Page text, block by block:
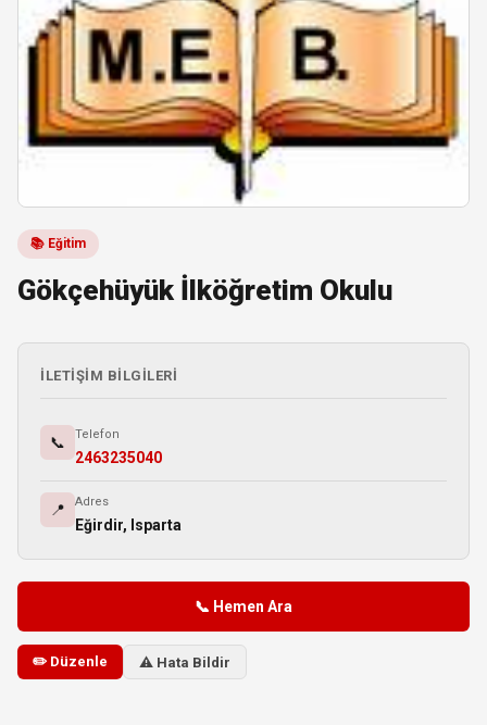
📚 Eğitim
Gökçehüyük İlköğretim Okulu
İLETIŞIM BILGILERI
📞 Telefon
2463235040
📍 Adres
Eğirdir, Isparta
📞 Hemen Ara
✏️ Düzenle ⚠️ Hata Bildir